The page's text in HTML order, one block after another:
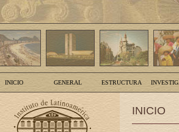
INICIO GENERAL ESTRUCTURA
INICIO